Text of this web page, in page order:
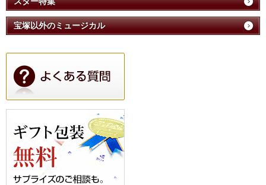
宝塚以外のミュージカル